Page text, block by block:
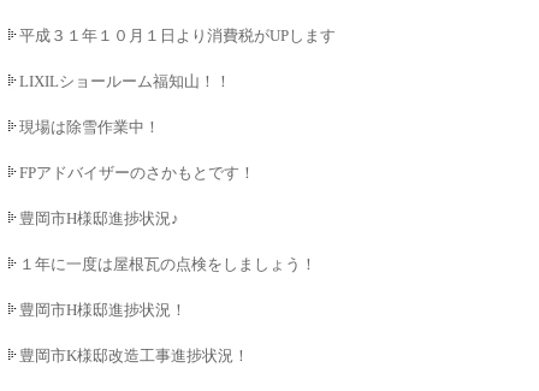
平成３１年１０月１日より消費税がUPします！
LIXILショールーム福知山！！
現場は除雪作業中！
FPアドバイザーのさかもとです！
豊岡市H様邸進捗状況♪
１年に一度は屋根瓦の点検をしましょう！
豊岡市H様邸進捗状況！
豊岡市K様邸改造工事進捗状況！